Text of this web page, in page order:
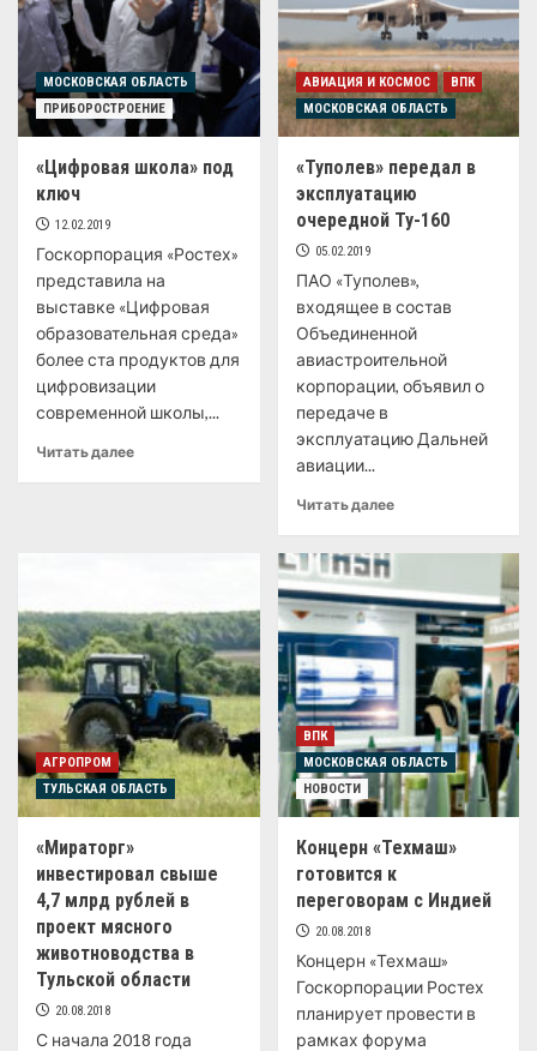
МОСКОВСКАЯ ОБЛАСТЬ
ПРИБОРОСТРОЕНИЕ
«Цифровая школа» под
ключ
12.02.2019
Госкорпорация «Ростех»
представила на
выставке «Цифровая
образовательная среда»
более ста продуктов для
цифровизации
современной школы,...
Читать далее
АВИАЦИЯ И КОСМОС
ВПК
МОСКОВСКАЯ ОБЛАСТЬ
«Туполев» передал в
эксплуатацию
очередной Ту-160
05.02.2019
ПАО «Туполев»,
входящее в состав
Объединенной
авиастроительной
корпорации, объявил о
передаче в
эксплуатацию Дальней
авиации...
Читать далее
АГРОПРОМ
ТУЛЬСКАЯ ОБЛАСТЬ
«Мираторг»
инвестировал свыше
4,7 млрд рублей в
проект мясного
животноводства в
Тульской области
20.08.2018
С начала 2018 года
ВПК
МОСКОВСКАЯ ОБЛАСТЬ
НОВОСТИ
Концерн «Техмаш»
готовится к
переговорам с Индией
20.08.2018
Концерн «Техмаш»
Госкорпорации Ростех
планирует провести в
рамках форума